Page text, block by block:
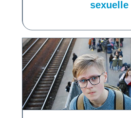
sexuelle